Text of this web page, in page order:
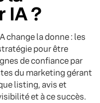
IA ?
change la donne : les
pour être
de confiance par
du marketing gérant
listing, avis et
et à ce succès.